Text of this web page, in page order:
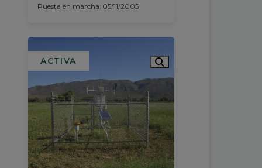
Puesta en marcha: 05/11/2005
ACTIVA